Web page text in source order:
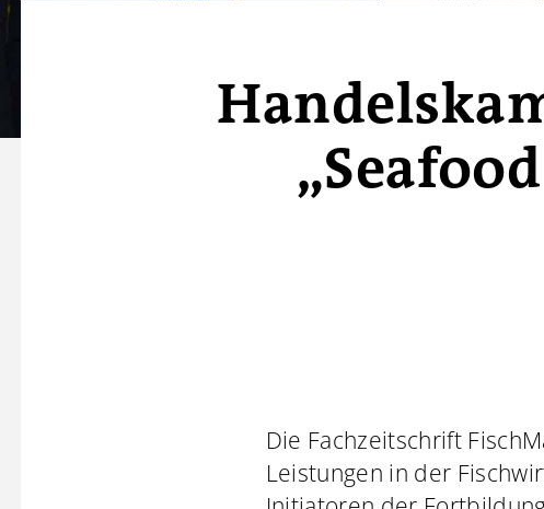
Die Fachzeitschrift
Leistungen in der